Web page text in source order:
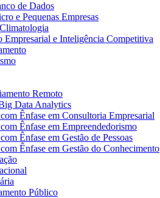
de Dados
e Pequenas Empresas
e Inteligência Competitiva
Remoto
Data Analytics
Ênfase em Consultoria Empresarial
Ênfase em Empreendedorismo
Ênfase em Gestão de Pessoas
Ênfase em Gestão do Conhecimento
Público